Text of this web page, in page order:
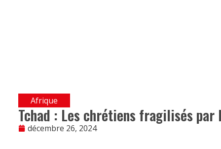
Afrique
Tchad : Les chrétiens fragilisés
décembre 26, 2024